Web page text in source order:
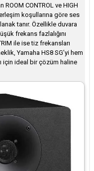
ROOM CONTROL ve HIGH
koşullarına göre ses
tanır. Özellikle duvara
frekans fazlalığını
ile ise tiz frekansları
Yamaha HS8 SG’yi hem
için ideal bir çözüm haline